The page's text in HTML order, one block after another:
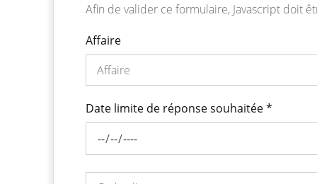
Afin de valider ce formulaire, Javascript doit
Affaire
Date limite de réponse souhaitée*